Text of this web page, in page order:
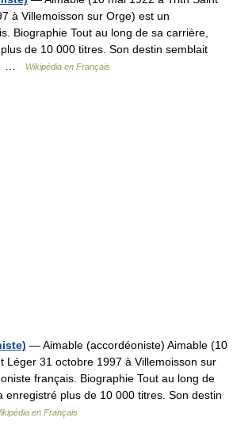
à Villemoisson sur Orge) est un
Biographie Tout au long de sa carrière,
de 10 000 titres. Son destin semblait
…
Wikipédia en Français
— Aimable (accordéoniste) Aimable (10
Léger 31 octobre 1997 à Villemoisson sur
français. Biographie Tout au long de
enregistré plus de 10 000 titres. Son destin
en Français